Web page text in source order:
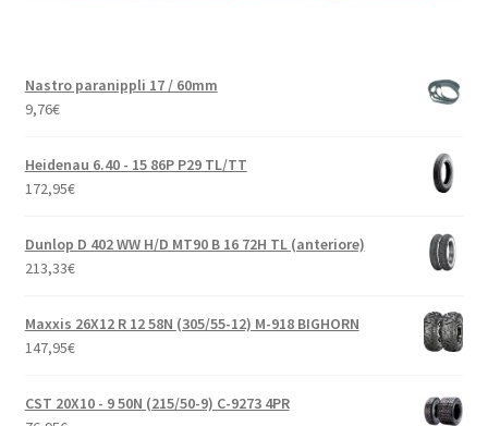
Nastro paranippli 17 / 60mm
9,76€
Heidenau 6.40 - 15 86P P29 TL/TT
172,95€
Dunlop D 402 WW H/D MT90 B 16 72H TL (anteriore)
213,33€
Maxxis 26X12 R 12 58N (305/55-12) M-918 BIGHORN
147,95€
CST 20X10 - 9 50N (215/50-9) C-9273 4PR